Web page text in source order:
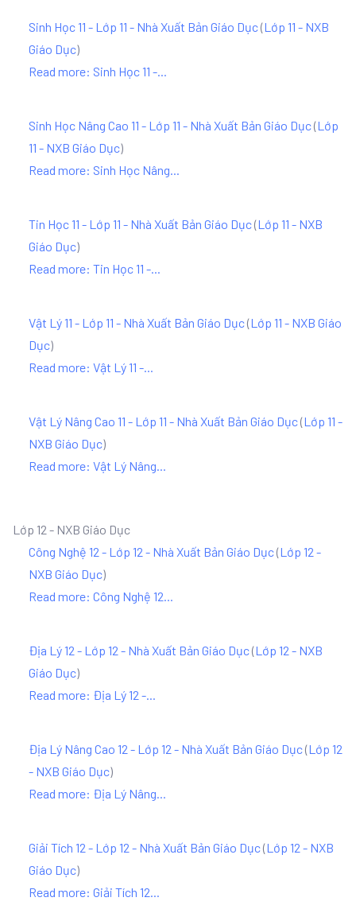
Sinh Học 11 - Lớp 11 - Nhà Xuất Bản Giáo Dục(Lớp 11 - NXB
Giáo Dục)
Read more: Sinh Học 11 -...
Sinh Học Nâng Cao 11 - Lớp 11 - Nhà Xuất Bản Giáo Dục(Lớp
11 - NXB Giáo Dục)
Read more: Sinh Học Nâng...
Tin Học 11 - Lớp 11 - Nhà Xuất Bản Giáo Dục(Lớp 11 - NXB
Giáo Dục)
Read more: Tin Học 11 -...
Vật Lý 11 - Lớp 11 - Nhà Xuất Bản Giáo Dục(Lớp 11 - NXB Giáo
Dục)
Read more: Vật Lý 11 -...
Vật Lý Nâng Cao 11 - Lớp 11 - Nhà Xuất Bản Giáo Dục(Lớp 11 -
NXB Giáo Dục)
Read more: Vật Lý Nâng...
Lớp 12 - NXB Giáo Dục
Công Nghệ 12 - Lớp 12 - Nhà Xuất Bản Giáo Dục(Lớp 12 -
NXB Giáo Dục)
Read more: Công Nghệ 12...
Địa Lý 12 - Lớp 12 - Nhà Xuất Bản Giáo Dục(Lớp 12 - NXB
Giáo Dục)
Read more: Địa Lý 12 -...
Địa Lý Nâng Cao 12 - Lớp 12 - Nhà Xuất Bản Giáo Dục(Lớp 12
- NXB Giáo Dục)
Read more: Địa Lý Nâng...
Giải Tích 12 - Lớp 12 - Nhà Xuất Bản Giáo Dục(Lớp 12 - NXB
Giáo Dục)
Read more: Giải Tích 12...